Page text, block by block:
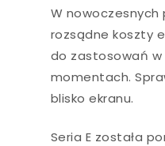
W nowoczesnych
rozsądne koszty
do zastosowań w
momentach.
blisko ekranu.
Seria E została